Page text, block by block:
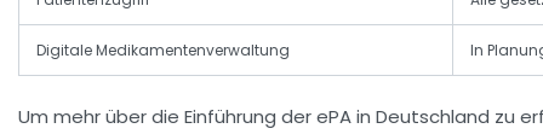
Digitale Medikamentenverwaltung In
Um mehr über die Einführung der ePA in Deutschland zu